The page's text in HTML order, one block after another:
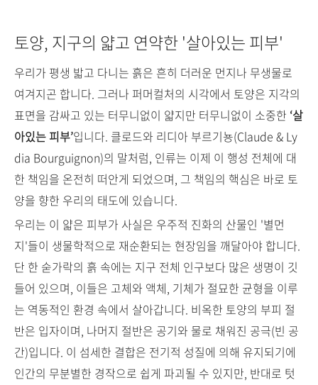
토양, 지구의 얇고 연약한 '살아있는 피부'
우리가 평생 밟고 다니는 흙은 흔히 더러운 먼지나 무생물로
여겨지곤 합니다. 그러나 퍼머컬처의 시각에서 토양은 지각의
표면을 감싸고 있는 터무니없이 얇지만 터무니없이 소중한 ‘살
아있는 피부’입니다. 클로드와 리디아 부르기뇽(Claude & Ly
dia Bourguignon)의 말처럼, 인류는 이제 이 행성 전체에 대
한 책임을 온전히 떠안게 되었으며, 그 책임의 핵심은 바로 토
양을 향한 우리의 태도에 있습니다.
우리는 이 얇은 피부가 사실은 우주적 진화의 산물인 '별먼
지'들이 생물학적으로 재순환되는 현장임을 깨달아야 합니다.
단 한 숟가락의 흙 속에는 지구 전체 인구보다 많은 생명이 깃
들어 있으며, 이들은 고체와 액체, 기체가 절묘한 균형을 이루
는 역동적인 환경 속에서 살아갑니다. 비옥한 토양의 부피 절
반은 입자이며, 나머지 절반은 공기와 물로 채워진 공극(빈 공
간)입니다. 이 섬세한 결합은 전기적 성질에 의해 유지되기에
인간의 무분별한 경작으로 쉽게 파괴될 수 있지만, 반대로 텃